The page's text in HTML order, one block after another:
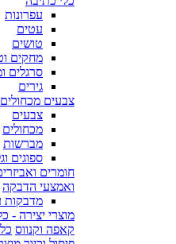
עפרונות
עטים
טושים
מחקים
סרגלים
גירים
צבעים
צבעים
מכחולים
מברשות
ספוגים
חומרים
ואמצעי הדבקה
מדבקות
מוצרי יצירה -
קאפה וקנווס